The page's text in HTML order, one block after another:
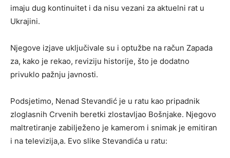
imaju dug kontinuitet i da nisu vezani za aktuelni rat u
Ukrajini.
Njegove izjave uključivale su i optužbe na račun Zapada
za, kako je rekao, reviziju historije, što je dodatno
privuklo pažnju javnosti.
Podsjetimo, Nenad Stevandić je u ratu kao pripadnik
zloglasnih Crvenih beretki zlostavljao Bošnjake. Njegovo
maltretiranje zabilježeno je kamerom i snimak je emitiran
i na televizija,a. Evo slike Stevandića u ratu: